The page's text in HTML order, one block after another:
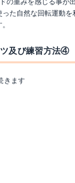
の重みを感じる事が
た自然な回転運動
及び練習方法④
きます